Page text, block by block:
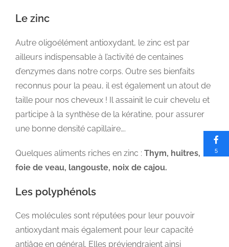
Le zinc
Autre oligoélément antioxydant, le zinc est par
ailleurs indispensable à l’activité de centaines
d’enzymes dans notre corps. Outre ses bienfaits
reconnus pour la peau, il est également un atout de
taille pour nos cheveux ! Il assainit le cuir chevelu et
participe à la synthèse de la kératine, pour assurer
une bonne densité capillaire….
Quelques aliments riches en zinc : Thym, huitres,
foie de veau, langouste, noix de cajou.
Les polyphénols
Ces molécules sont réputées pour leur pouvoir
antioxydant mais également pour leur capacité
antiâge en général. Elles préviendraient ainsi
5